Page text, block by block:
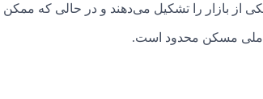
از بازار را تشکیل می‌دهند و در حالی که ممکن
ملی مسکن محدود است.